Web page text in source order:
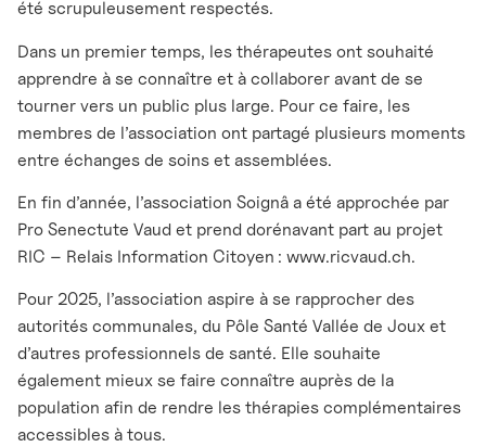
été scrupuleusement respectés.
Dans un premier temps, les thérapeutes ont souhaité
apprendre à se connaître et à collaborer avant de se
tourner vers un public plus large. Pour ce faire, les
membres de l’association ont partagé plusieurs moments
entre échanges de soins et assemblées.
En fin d’année, l’association Soignâ a été approchée par
Pro Senectute Vaud et prend dorénavant part au projet
RIC – Relais Information Citoyen : www.ricvaud.ch.
Pour 2025, l’association aspire à se rapprocher des
autorités communales, du Pôle Santé Vallée de Joux et
d’autres professionnels de santé. Elle souhaite
également mieux se faire connaître auprès de la
population afin de rendre les thérapies complémentaires
accessibles à tous.